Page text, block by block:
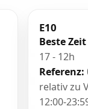
E10
Beste
17 - 12h
Referenz:
relativ zu
12:00-